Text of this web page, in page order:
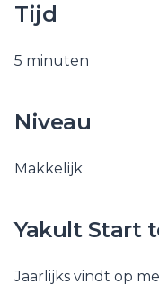
Tijd
5 minuten
Niveau
Makkelijk
Yakult Start
Jaarlijks vindt op